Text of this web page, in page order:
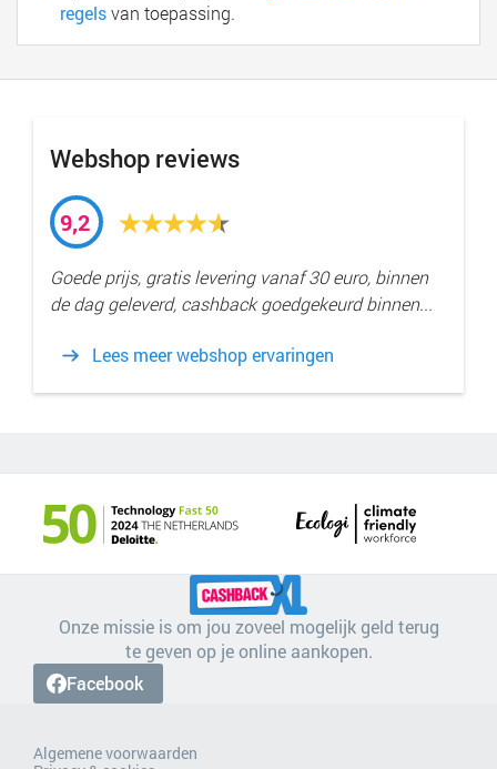
regelsvan toepassing.
Webshop reviews
9,2
Goede prijs, gratis levering vanaf 30 euro, binnen
de dag geleverd, cashback goedgekeurd binnen...
Lees meer webshop ervaringen
Onze missie is om jou zoveel mogelijk geld terug
te geven op je online aankopen.
Facebook
Algemene voorwaarden